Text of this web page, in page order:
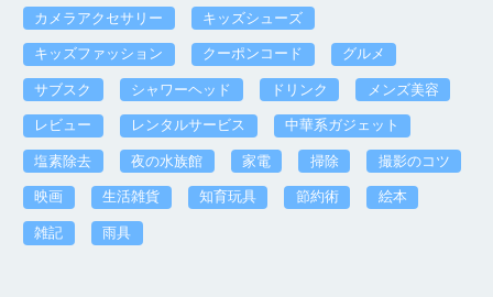
カメラアクセサリー キッズシューズ
キッズファッション クーポンコード グルメ
サブスク シャワーヘッド ドリンク メンズ美容
レビュー レンタルサービス 中華系ガジェット
塩素除去 夜の水族館 家電 掃除 撮影のコツ
映画 生活雑貨 知育玩具 節約術 絵本
雑記 雨具